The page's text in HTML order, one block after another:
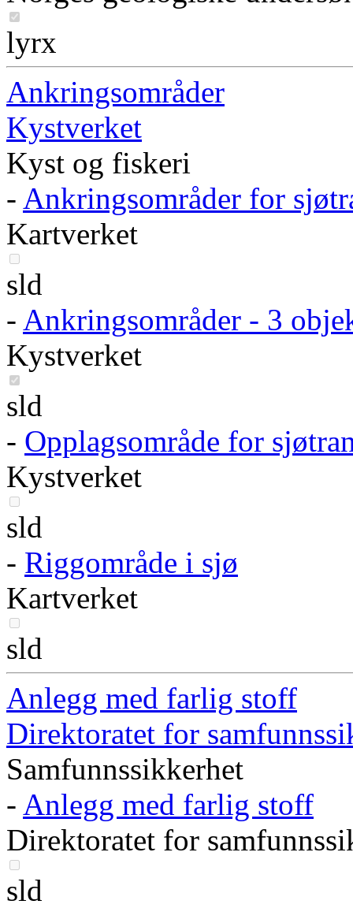
lyrx
Ankringsområder
Kystverket
Kyst og fiskeri
- Ankringsområder for
Kartverket
sld
- Ankringsområder - 3
Kystverket
sld
- Opplagsområde for
Kystverket
sld
- Riggområde i sjø
Kartverket
sld
Anlegg med farlig stoff
Direktoratet for
Samfunnssikkerhet
- Anlegg med farlig stoff
Direktoratet for
sld